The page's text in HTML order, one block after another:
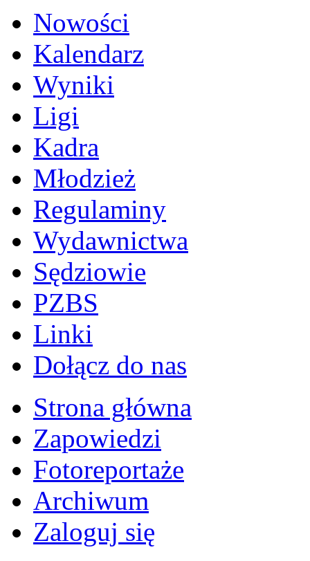
Nowości
Kalendarz
Wyniki
Ligi
Kadra
Młodzież
Regulaminy
Wydawnictwa
Sędziowie
PZBS
Linki
Dołącz do nas
Strona główna
Zapowiedzi
Fotoreportaże
Archiwum
Zaloguj się